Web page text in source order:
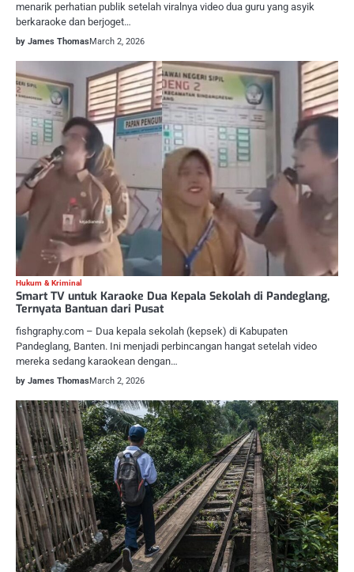
menarik perhatian publik setelah viralnya video dua guru yang asyik
berkaraoke dan berjoget…
by James ThomasMarch 2, 2026
Hukum & Kriminal
Smart TV untuk Karaoke Dua Kepala Sekolah di Pandeglang,
Ternyata Bantuan dari Pusat
fishgraphy.com – Dua kepala sekolah (kepsek) di Kabupaten
Pandeglang, Banten. Ini menjadi perbincangan hangat setelah video
mereka sedang karaokean dengan…
by James ThomasMarch 2, 2026